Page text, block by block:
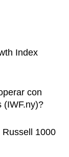
Index
con
(IWF.ny)?
1000